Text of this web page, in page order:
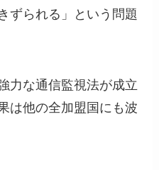
ずられる」という問題
力な通信監視法が成立
は他の全加盟国にも波